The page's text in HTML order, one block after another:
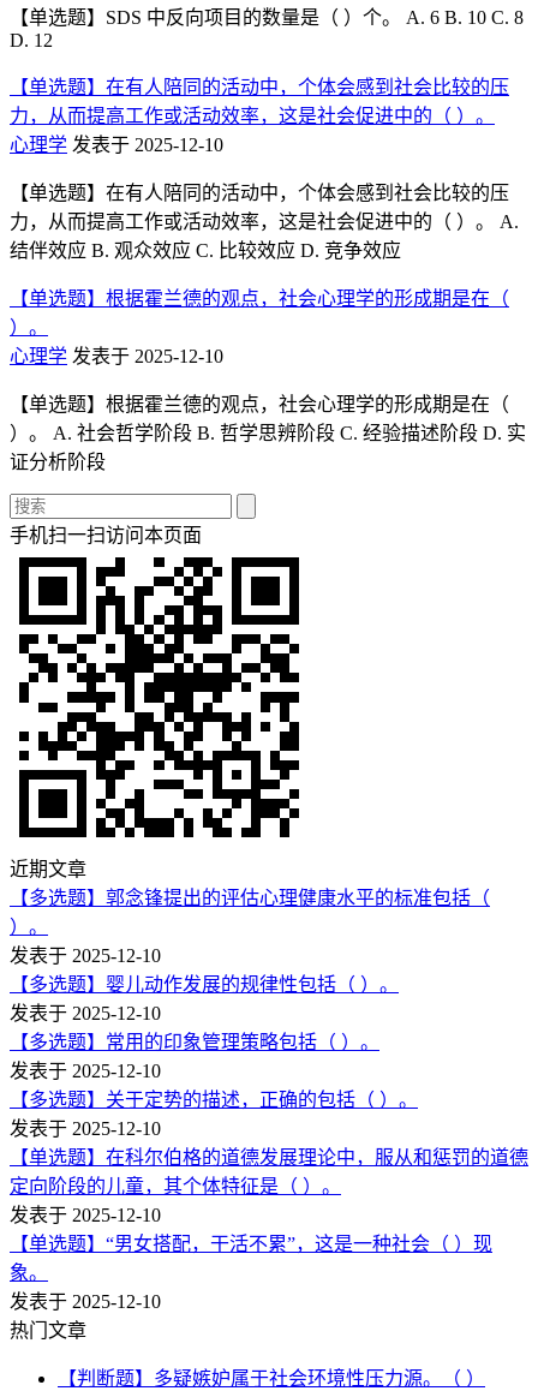
【单选题】SDS 中反向项目的数量是（ ）个。 A. 6 B. 10 C. 8
D. 12
【单选题】在有人陪同的活动中，个体会感到社会比较的压
力，从而提高工作或活动效率，这是社会促进中的（ ）。
心理学 发表于 2025-12-10
【单选题】在有人陪同的活动中，个体会感到社会比较的压
力，从而提高工作或活动效率，这是社会促进中的（ ）。 A.
结伴效应 B. 观众效应 C. 比较效应 D. 竞争效应
【单选题】根据霍兰德的观点，社会心理学的形成期是在（
）。
心理学 发表于 2025-12-10
【单选题】根据霍兰德的观点，社会心理学的形成期是在（
）。 A. 社会哲学阶段 B. 哲学思辨阶段 C. 经验描述阶段 D. 实
证分析阶段
手机扫一扫访问本页面
近期文章
【多选题】郭念锋提出的评估心理健康水平的标准包括（
）。
发表于 2025-12-10
【多选题】婴儿动作发展的规律性包括（ ）。
发表于 2025-12-10
【多选题】常用的印象管理策略包括（ ）。
发表于 2025-12-10
【多选题】关于定势的描述，正确的包括（ ）。
发表于 2025-12-10
【单选题】在科尔伯格的道德发展理论中，服从和惩罚的道德
定向阶段的儿童，其个体特征是（ ）。
发表于 2025-12-10
【单选题】“男女搭配，干活不累”，这是一种社会（ ）现
象。
发表于 2025-12-10
热门文章
【判断题】多疑嫉妒属于社会环境性压力源。（ ）